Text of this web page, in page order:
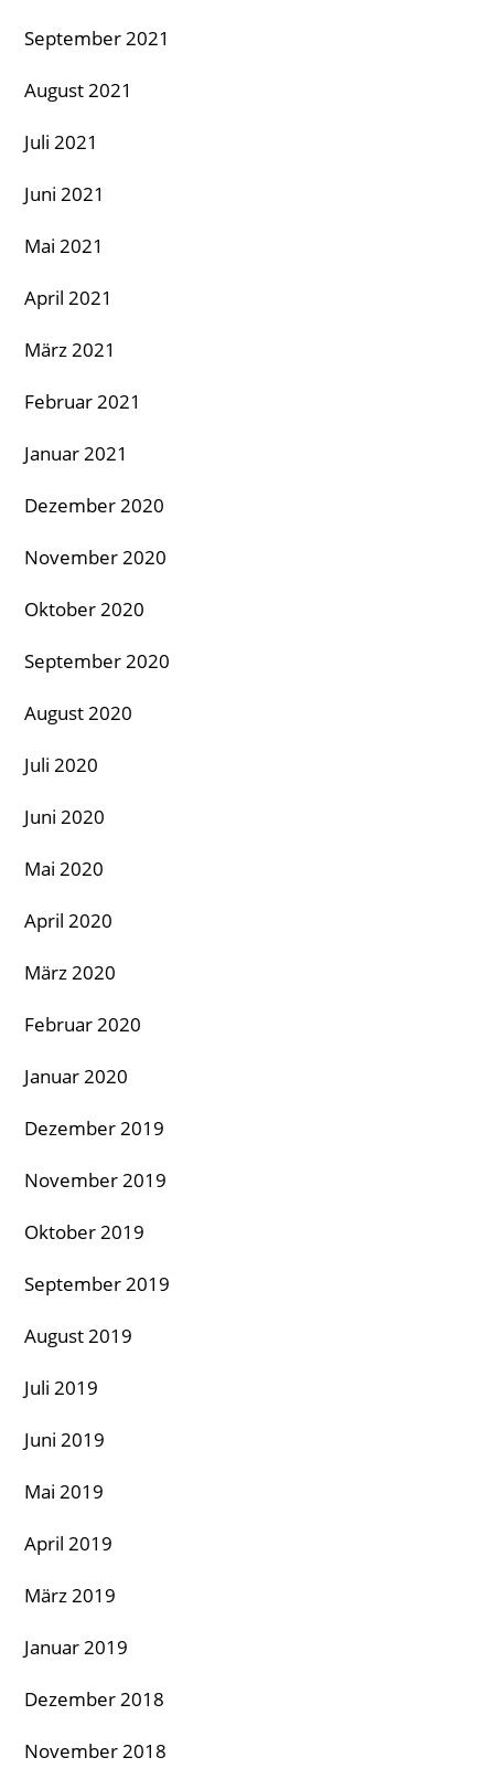
September 2021
August 2021
Juli 2021
Juni 2021
Mai 2021
April 2021
März 2021
Februar 2021
Januar 2021
Dezember 2020
November 2020
Oktober 2020
September 2020
August 2020
Juli 2020
Juni 2020
Mai 2020
April 2020
März 2020
Februar 2020
Januar 2020
Dezember 2019
November 2019
Oktober 2019
September 2019
August 2019
Juli 2019
Juni 2019
Mai 2019
April 2019
März 2019
Januar 2019
Dezember 2018
November 2018